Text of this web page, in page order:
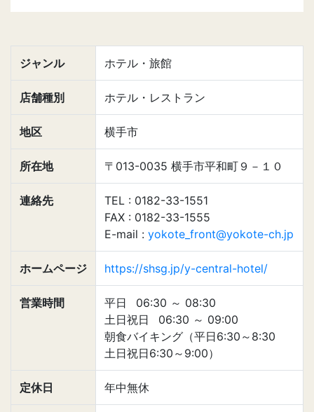
ジャンル ホテル・旅館
店舗種別 ホテル・レストラン
地区 横手市
所在地 〒013-0035 横手市平和町９－１０
連絡先
TEL : 0182-33-1551
FAX : 0182-33-1555
E-mail : yokote_front@yokote-ch.jp
ホームページ https://shsg.jp/y-central-hotel/
営業時間 平日 06:30 ～ 08:30
土日祝日
06:30 ～ 09:00
朝食バイキング（平日6:30～8:30
土日祝日6:30～9:00）
定休日 年中無休